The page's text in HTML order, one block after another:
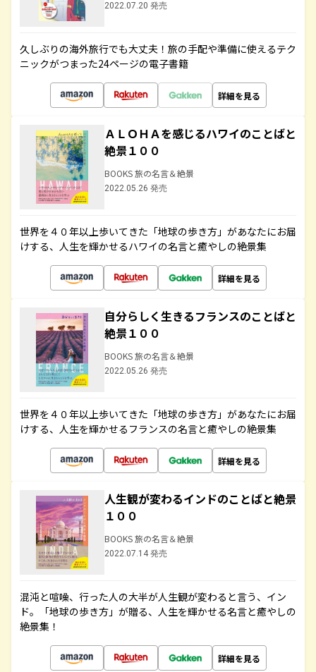
2022.07.20 発売
久しぶりの海外旅行でも大丈夫！旅の手配や準備に使えるテク
ニックがつまった24ページの電子書籍
詳細を見る
ＡＬＯＨＡを感じるハワイのことばと
絶景１００
BOOKS 旅の名言＆絶景
2022.05.26 発売
世界を４０年以上歩いてきた「地球の歩き方」があなたにお届
けする、人生を輝かせるハワイの名言と癒やしの絶景集
詳細を見る
自分らしく生きるフランスのことばと
絶景１００
BOOKS 旅の名言＆絶景
2022.05.26 発売
世界を４０年以上歩いてきた「地球の歩き方」があなたにお届
けする、人生を輝かせるフランスの名言と癒やしの絶景集
詳細を見る
人生観が変わるインドのことばと絶景
１００
BOOKS 旅の名言＆絶景
2022.07.14 発売
混沌と喧噪、行った人の大半が人生観が変わると言う、イン
ド。「地球の歩き方」が贈る、人生を輝かせる名言と癒やしの
絶景集！
詳細を見る